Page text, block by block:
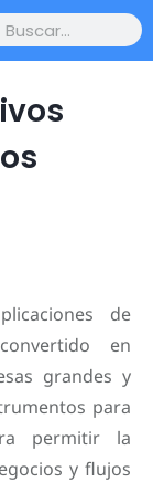
de
en
grandes y
para
permitir la
y flujos